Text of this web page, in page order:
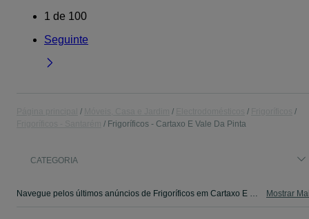
1 de 100
Seguinte
Frigoríficos - Cartaxo E Vale Da Pinta
CATEGORIA
Navegue pelos últimos anúncios de Frigoríficos em Cartaxo E Vale Da Pinta no OLX Portugal. Compre e venda produtos locais com facilidade e segurança. Mostrar